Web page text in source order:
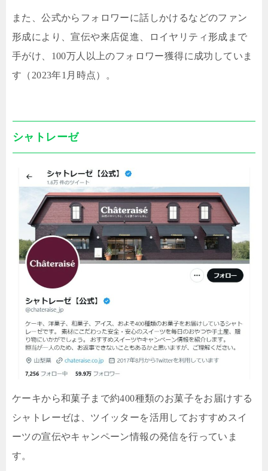
また、公式からフォロワーに話しかけるなどのファン
形成により、宣伝や来店促進、ロイヤリティ形成まで
手がけ、100万人以上のフォロワー獲得に成功していま
す（2023年1月時点）。
シャトレーゼ
ケーキから和菓子まで約400種類のお菓子をお届けする
シャトレーゼは、ツイッターを活用しておすすめスイ
ーツの宣伝やキャンペーン情報の発信を行っていま
す。